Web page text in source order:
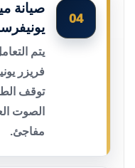
04
صيانة
يتم
فريزر
توقف
الصوت
مفاجئ.